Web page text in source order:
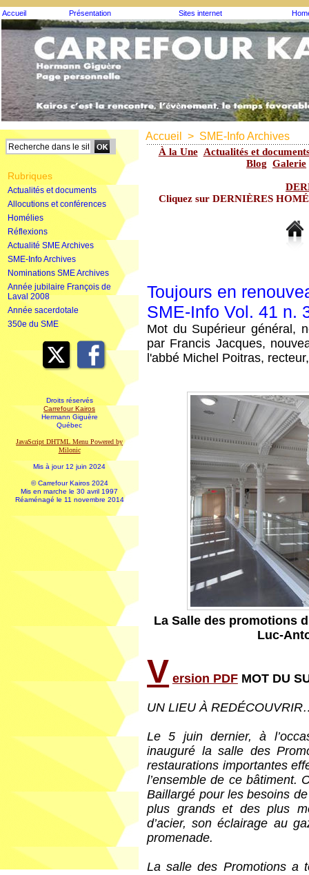
Accueil Présentation Sites internet
Rubriques
Actualités et documents
Allocutions et conférences
Homélies
Réflexions
Actualité SME Archives
SME-Info Archives
Nominations SME Archives
Année jubilaire François de
Laval 2008
Année sacerdotale
350e du SME
Droits réservés
Carrefour Kairos
Hermann Giguère
Québec
JavaScript DHTML Menu Powered by
Milonic
Mis à jour 12 juin 2024
© Carrefour Kairos 2024
Mis en marche le 30 avril 1997
Réaménagé le 11 novembre 2014
Accueil > SME-Info Archives
À la Une Actualités et
Blog Galerie
Cliquez sur DERNIÈRES
Toujours en
SME-Info Vol. 41 n.
Mot du Supérieur général,
par Francis Jacques,
l'abbé Michel Poitras,
La Salle des promotions
Luc-
V ersion PDF MOT DU
UN LIEU À
Le 5 juin dernier, à
inauguré la salle des
restaurations importantes
l’ensemble de ce bâtiment.
Baillargé pour les besoins de
plus grands et des plus
d’acier, son éclairage au
promenade.
La salle des Promotions a